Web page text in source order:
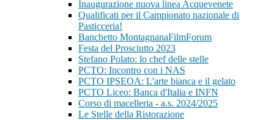
Inaugurazione nuova linea Acquevenete
Qualificati per il Campionato nazionale di
Pasticceria!
Banchetto MontagnanaFilmForum
Festa del Prosciutto 2023
Stefano Polato: lo chef delle stelle
PCTO: Incontro con i NAS
PCTO IPSEOA: L'arte bianca e il gelato
PCTO Liceo: Banca d'Italia e INFN
Corso di macelleria - a.s. 2024/2025
Le Stelle della Ristorazione